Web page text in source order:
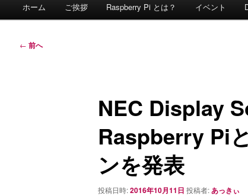
ホーム ご挨拶 Raspberry Pi とは？ イベント
投
← 前へ
NEC Display
Raspberry Pi
ンを発表
投稿日時:2016年10月11日 投稿者: あっきぃ